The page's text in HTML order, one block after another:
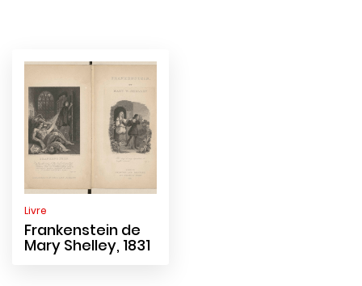
Livre
Frankenstein de
Mary Shelley, 1831